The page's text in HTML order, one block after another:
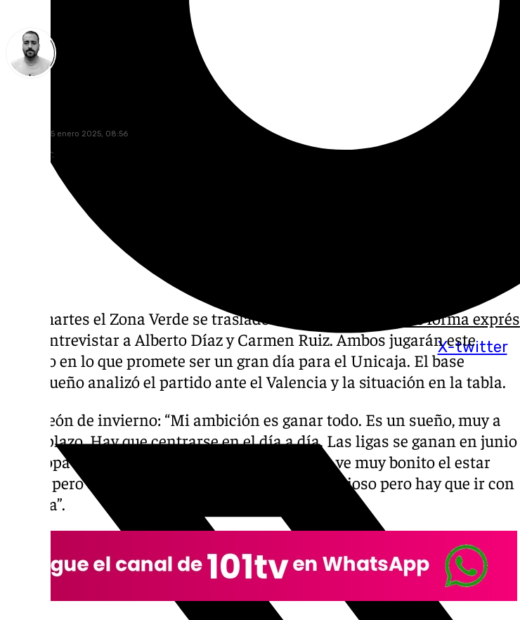
X-twitter
miércoles, 15 enero 2025, 08:56
Compartir:
Este martes el Zona Verde se trasladó al
Martín Carpena de forma exprés
para entrevistar a Alberto Díaz y Carmen Ruiz. Ambos jugarán este
sábado en lo que promete ser un gran día para el Unicaja. El base
malagueño analizó el partido ante el Valencia y la situación en la tabla.
Campeón de invierno: “Mi ambición es ganar todo. Es un sueño, muy a
largo plazo. Hay que centrarse en el día a día. Las ligas se ganan en junio
y la Copa en febrero. Aún estamos en enero. Se ve muy bonito el estar
arriba pero queda un cambio. El equipo es ambicioso pero hay que ir con
cautela”.